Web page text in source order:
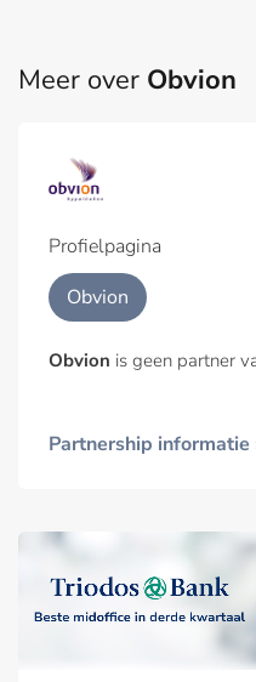
Meer over Obvion
Profielpagina
Obvion
Obvion is geen partner
Partnership informatie